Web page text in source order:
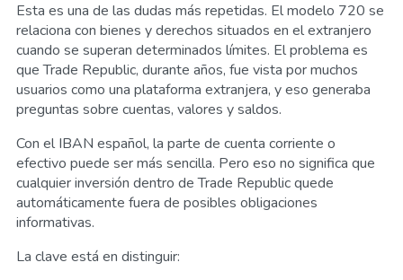
Esta es una de las dudas más repetidas. El modelo 720 se
relaciona con bienes y derechos situados en el extranjero
cuando se superan determinados límites. El problema es
que Trade Republic, durante años, fue vista por muchos
usuarios como una plataforma extranjera, y eso generaba
preguntas sobre cuentas, valores y saldos.
Con el IBAN español, la parte de cuenta corriente o
efectivo puede ser más sencilla. Pero eso no significa que
cualquier inversión dentro de Trade Republic quede
automáticamente fuera de posibles obligaciones
informativas.
La clave está en distinguir: